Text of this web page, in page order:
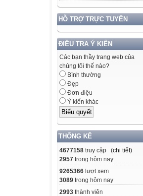
HỖ TRỢ TRỰC TUYẾN
ĐIỀU TRA Ý KIẾN
Các bạn thầy trang web của
chúng tôi thế nào?
Bình thường
Đẹp
Đơn điệu
Ý kiến khác
THỐNG KÊ
4677158 truy cập (chi tiết)
2957 trong hôm nay
9265366 lượt xem
3089 trong hôm nay
2993 thành viên